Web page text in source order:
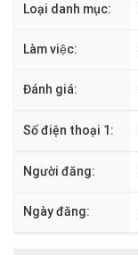
Loại danh mục:
Làm việc:
Đánh giá:
Số điện thoại 1:
Người đăng:
Ngày đăng: